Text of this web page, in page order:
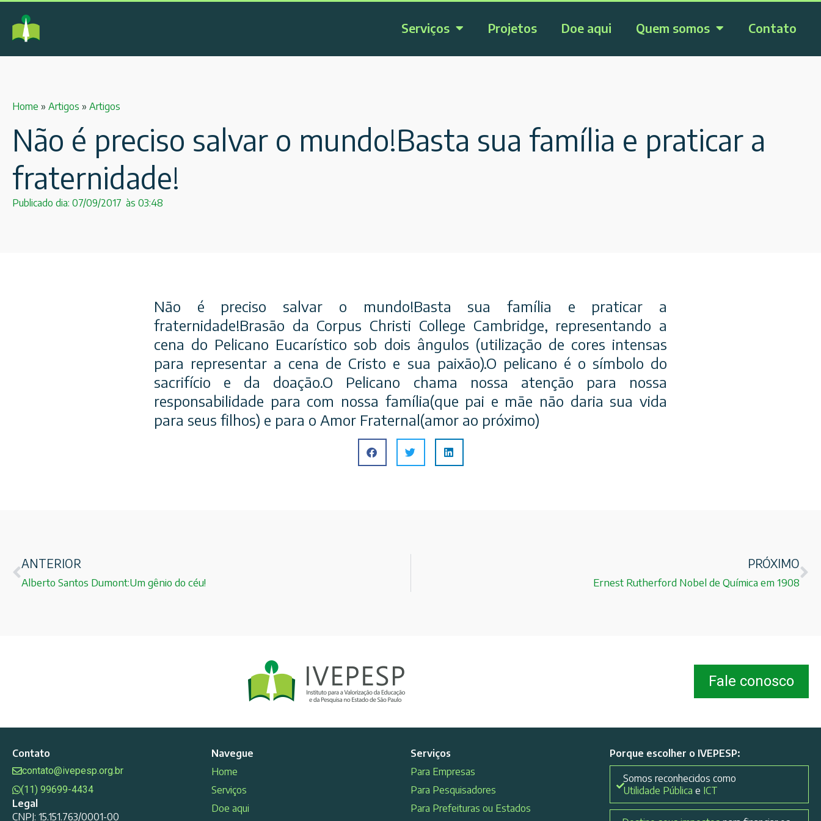
Serviços Projetos Doe aqui Quem somos Contato
Home » Artigos » Artigos
Não é preciso salvar o mundo!Basta sua família e praticar a
fraternidade!
Publicado dia: 07/09/2017 às 03:48
Não é preciso salvar o mundo!Basta sua família e praticar a
fraternidade!Brasão da Corpus Christi College Cambridge, representando a
cena do Pelicano Eucarístico sob dois ângulos (utilização de cores intensas
para representar a cena de Cristo e sua paixão).O pelicano é o símbolo do
sacrifício e da doação.O Pelicano chama nossa atenção para nossa
responsabilidade para com nossa família(que pai e mãe não daria sua vida
para seus filhos) e para o Amor Fraternal(amor ao próximo)
ANTERIOR
Alberto Santos Dumont:Um gênio do céu!
PRÓXIMO
Ernest Rutherford Nobel de Química em 1908
Fale conosco
Contato
contato@ivepesp.org.br
(11) 99699-4434
Legal
CNPJ: 15.151.763/0001-00
Navegue
Home
Serviços
Doe aqui
Serviços
Para Empresas
Para Pesquisadores
Para Prefeituras ou Estados
Porque escolher o IVEPESP:
Somos reconhecidos como
Utilidade Pública e ICT